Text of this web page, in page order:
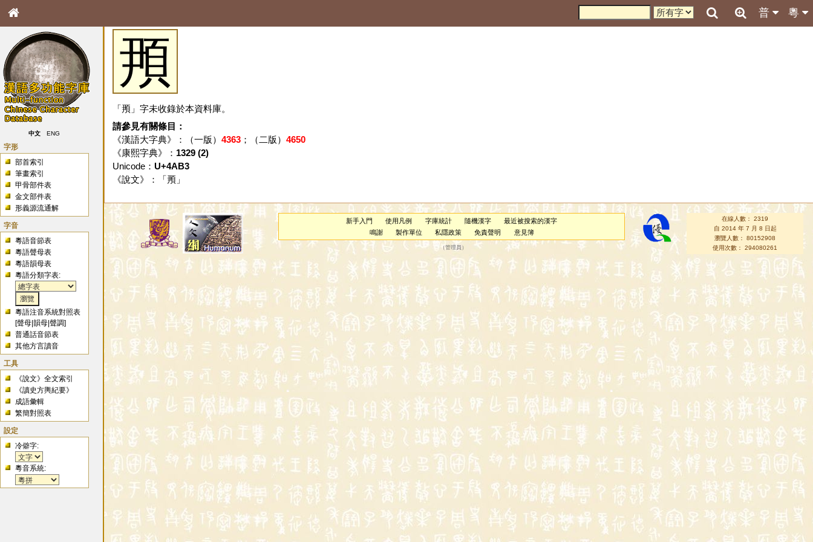
粵
普
中文 ENG
字形
部首索引
筆畫索引
甲骨部件表
金文部件表
形義源流通解
字音
粵語音節表
粵語聲母表
粵語韻母表
粵語分類字表:
粵語注音系統對照表
[聲母 |韻母 |聲調]
普通話音節表
其他方言讀音
工具
《說文》全文索引
《讀史方輿紀要》
成語彙輯
繁簡對照表
設定
冷僻字:
粵音系統:
䪳
「䪳」字未收錄於本資料庫。
請參見有關條目：
《漢語大字典》：（一版） 4363；（二版） 4650
《康熙字典》： 1329 (2)
Unicode： U+4AB3
《說文》：「 䪳 」
新手入門 使用凡例 字庫統計 隨機漢字
最近被搜索的漢字
鳴謝
製作單位 私隱政策 免責聲明 意見簿
（管理員 ）
在線人數： 2319
自 2014 年 7 月 8 日起
瀏覽人數： 80152908
使用次數： 294080261